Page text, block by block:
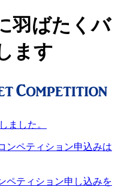
羽ばたくバ
ます
ました。
ンペティション申込みは
ペティション申し込みを